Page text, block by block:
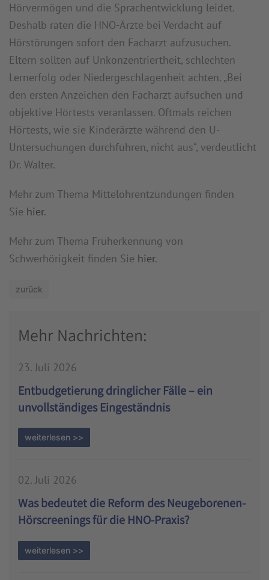
Hörvermögen und die Sprachentwicklung leidet.
Deshalb raten die HNO-Ärzte bei Verdacht auf
Hörstörungen sofort den Facharzt aufzusuchen.
Eltern sollten auf Unkonzentriertheit, schlechten
Lernerfolg oder Niedergeschlagenheit achten. „Bei
den ersten Anzeichen den Facharzt aufsuchen und
objektive Hörtests veranlassen. Oftmals reichen
Hörtests, wie sie Kinderärzte während den U-
Untersuchungen durchführen, nicht aus“, verdeutlicht
Dr. Walter.
Mehr zum Thema Mittelohrentzündungen finden
Sie hier.
Mehr zum Thema Früherkennung von
Schwerhörigkeit finden Sie hier.
zurück
Mehr Nachrichten:
23. Juli 2026
Entbudgetierung dringlicher Fälle – ein
unvollständiges Eingeständnis
weiterlesen >>
02. Juli 2026
Was bedeutet die Reform des Neugeborenen-
Hörscreenings für die HNO-Praxis?
weiterlesen >>